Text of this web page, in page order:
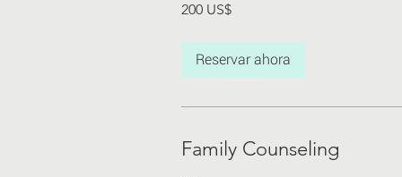
dólares
200 US$
Reservar ahora
Family Counseling